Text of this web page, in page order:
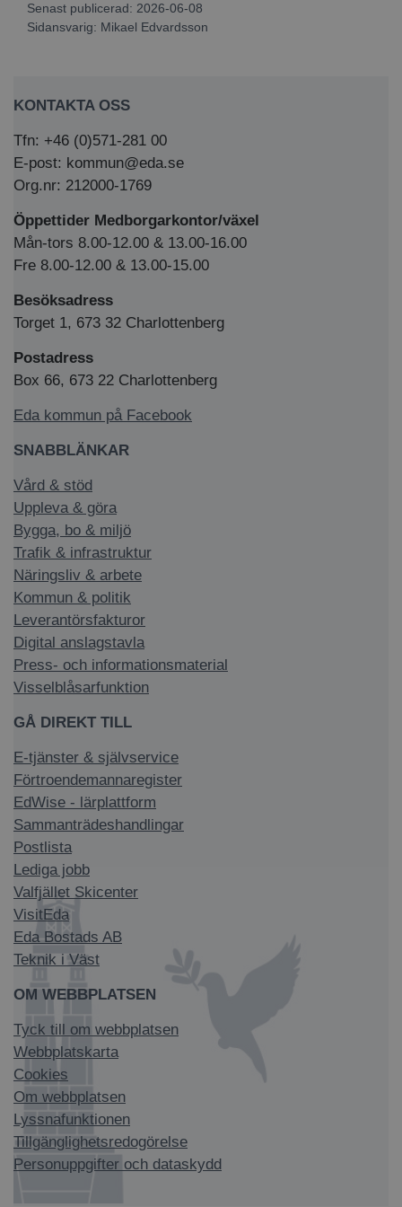
Senast publicerad: 2026-06-08
Sidansvarig: Mikael Edvardsson
KONTAKTA OSS
Tfn: +46 (0)571-281 00
E-post: kommun@eda.se
Org.nr: 212000-1769
Öppettider Medborgarkontor/växel
Mån-tors 8.00-12.00 & 13.00-16.00
Fre 8.00-12.00 & 13.00-15.00
Besöksadress
Torget 1, 673 32 Charlottenberg
Postadress
Box 66, 673 22 Charlottenberg
Eda kommun på Facebook
SNABBLÄNKAR
Vård & stöd
Uppleva & göra
Bygga, bo & miljö
Trafik & infrastruktur
Näringsliv & arbete
Kommun & politik
Leverantörsfakturor
Digital anslagstavla
Press- och informationsmaterial
Visselblåsarfunktion
GÅ DIREKT TILL
E-tjänster & självservice
Förtroendemannaregister
EdWise - lärplattform
Sammanträdeshandlingar
Postlista
Lediga jobb
Valfjället Skicenter
VisitEda
Eda Bostads AB
Teknik i Väst
OM WEBBPLATSEN
Tyck till om webbplatsen
Webbplatskarta
Cookies
Om webbplatsen
Lyssnafunktionen
Tillgänglighetsredogörelse
Personuppgifter och dataskydd